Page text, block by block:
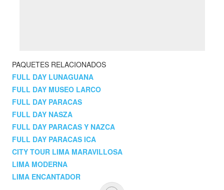
PAQUETES RELACIONADOS
FULL DAY LUNAGUANA
FULL DAY MUSEO LARCO
FULL DAY PARACAS
FULL DAY NASZA
FULL DAY PARACAS Y NAZCA
FULL DAY PARACAS ICA
CITY TOUR LIMA MARAVILLOSA
LIMA MODERNA
LIMA ENCANTADOR